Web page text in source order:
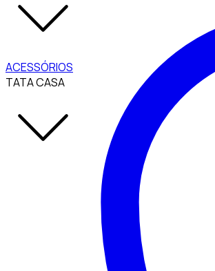
ACESSÓRIOS
TATA CASA